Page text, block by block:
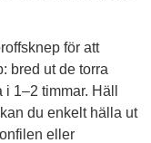
för att
bred ut de torra
1–2 timmar. Häll
du enkelt hälla ut
eller